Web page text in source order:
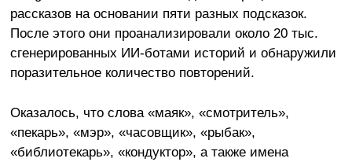
рассказов на основании пяти разных подсказок.
После этого они проанализировали около 20 тыс.
сгенерированных ИИ-ботами историй и обнаружили
поразительное количество повторений.
Оказалось, что слова «маяк», «смотритель»,
«пекарь», «мэр», «часовщик», «рыбак»,
«библиотекарь», «кондуктор», а также имена